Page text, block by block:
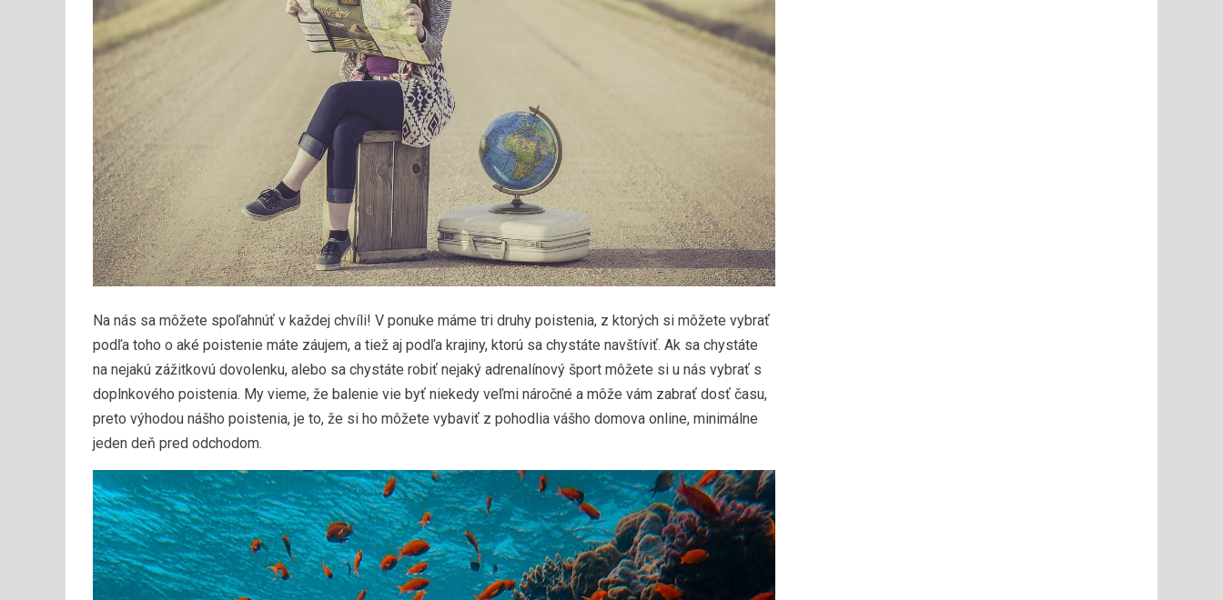
Na nás sa môžete spoľahnúť v každej chvíli! V ponuke máme tri druhy poistenia, z ktorých si môžete vybrať
podľa toho o aké poistenie máte záujem, a tiež aj podľa krajiny, ktorú sa chystáte navštíviť. Ak sa chystáte
na nejakú zážitkovú dovolenku, alebo sa chystáte robiť nejaký adrenalínový šport môžete si u nás vybrať s
doplnkového poistenia. My vieme, že balenie vie byť niekedy veľmi náročné a môže vám zabrať dosť času,
preto výhodou nášho poistenia, je to, že si ho môžete vybaviť z pohodlia vášho domova online, minimálne
jeden deň pred odchodom.